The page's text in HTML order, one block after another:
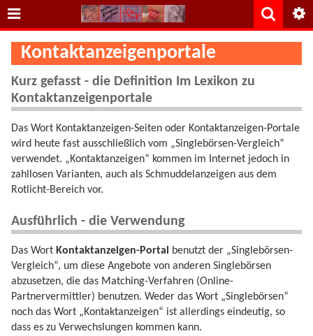
Kontaktanzeigenportale
Kurz gefasst - die Definition Im Lexikon zu
Kontaktanzeigenportale
Das Wort Kontaktanzeigen-Seiten oder Kontaktanzeigen-Portale
wird heute fast ausschließlich vom „Singlebörsen-Vergleich“
verwendet. „Kontaktanzeigen“ kommen im Internet jedoch in
zahllosen Varianten, auch als Schmuddelanzeigen aus dem
Rotlicht-Bereich vor.
Ausführlich - die Verwendung
Das Wort Kontaktanzeigen-Portal benutzt der „Singlebörsen-
Vergleich“, um diese Angebote von anderen Singlebörsen
abzusetzen, die das Matching-Verfahren (Online-
Partnervermittler) benutzen. Weder das Wort „Singlebörsen“
noch das Wort „Kontaktanzeigen“ ist allerdings eindeutig, so
dass es zu Verwechslungen kommen kann.